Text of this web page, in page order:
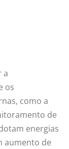
a
os
como a
de
energias
aumento de